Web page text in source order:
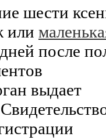
шести
или
после
выдает